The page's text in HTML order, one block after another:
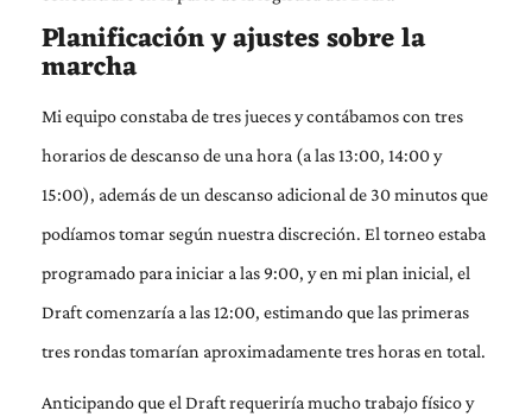
Planificación y ajustes sobre la
marcha
Mi equipo constaba de tres jueces y contábamos con tres
horarios de descanso de una hora (a las 13:00, 14:00 y
15:00), además de un descanso adicional de 30 minutos que
podíamos tomar según nuestra discreción. El torneo estaba
programado para iniciar a las 9:00, y en mi plan inicial, el
Draft comenzaría a las 12:00, estimando que las primeras
tres rondas tomarían aproximadamente tres horas en total.
Anticipando que el Draft requeriría mucho trabajo físico y